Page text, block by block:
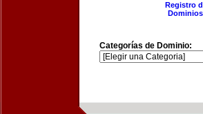
Registro
Categorías de Dominio: